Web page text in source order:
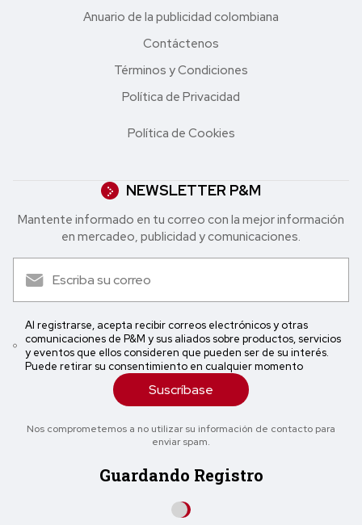
Anuario de la publicidad colombiana
Contáctenos
Términos y Condiciones
Política de Privacidad
Política de Cookies
NEWSLETTER P&M
Mantente informado en tu correo con la mejor in formación
en mercadeo, publicidad y comunicaciones.
Al registrarse, acepta recibir correos electrónicos y otras
comunicaciones de P&M y sus aliados sobre productos, servicios
y eventos que ellos consideren que pueden ser de su interés.
Puede retirar su consentimiento en cualquier momento
Suscríbase
Nos comprometemos a no utilizar su información de contacto para
enviar spam.
Guardando Registro